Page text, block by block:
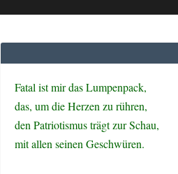
Fatal ist mir das Lumpenpack,
das, um die Herzen zu rühren,
den Patriotismus trägt zur Schau,
mit allen seinen Geschwüren.